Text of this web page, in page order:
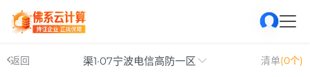
返回 渠1·07宁波电信高防一区 清单(0个)